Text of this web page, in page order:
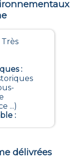
Très
:
...)
:
délivrées